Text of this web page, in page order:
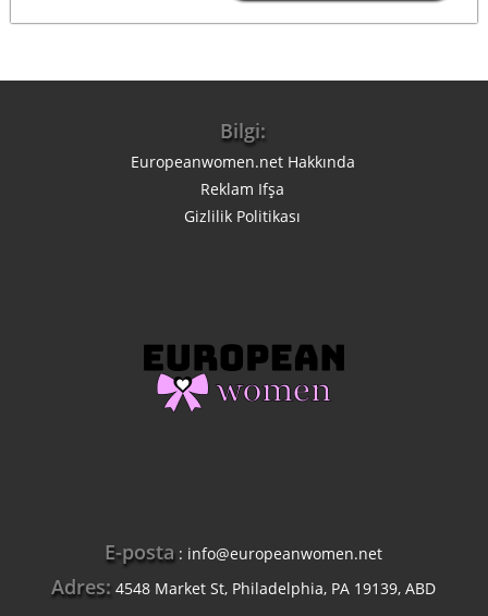
Bilgi:
Europeanwomen.net Hakkında
Reklam Ifşa
Gizlilik Politikası
E-posta : info@europeanwomen.net
Adres: 4548 Market St, Philadelphia, PA 19139, ABD